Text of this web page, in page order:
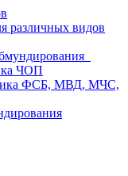
различных видов
ЧОП
ФСБ, МВД, МЧС,